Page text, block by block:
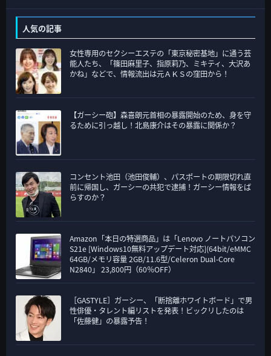
ゴ
リ
ー
人気の記事
女性専用のセクシーエステの「東京秘密基地」に通う芸
能人たち、「篠田麻里子、指原莉乃、ミキティ、大沢あ
かね」などで、情報流出は元ＡＫＳの窪田から！
【ガーシー砲】森喜朗元首相の暴露開始のため、身を守
るために引っ越し！北島康介はその暴露に関係か？
コンセント池田（池田俊輔）、パスポートの期限切れ直
前に帰国し、ガーシーの共犯で逮捕！ガーシー情報をば
らすのか？
Amazon「本日の特選商品」は「Lenovo ノートパソコン
S21e [Windows10無料アップデート対応](64bit/eMMC
64GB/メモリ容量 2GB/11.6型/Celeron Dual-Core
N2840」 23,800円（60％OFF）
［GASTYLE］ガーシー、「断捨離ホワイトボード」で男
性俳優・タレント編リストを発表！ビックリしたのは
「佐藤健」の暴露予告！